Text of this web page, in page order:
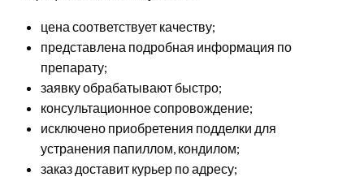
цена соответствует качеству;
представлена подробная информация по
препарату;
заявку обрабатывают быстро;
консультационное сопровождение;
исключено приобретения подделки для
устранения папиллом, кондилом;
заказ доставит курьер по адресу;